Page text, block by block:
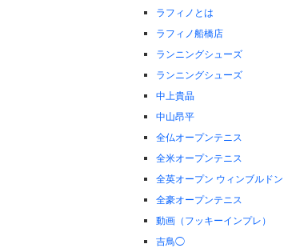
ラフィノとは
ラフィノ船橋店
ランニングシューズ
ランニングシューズ
中上貴晶
中山昂平
全仏オープンテニス
全米オープンテニス
全英オープン ウィンブルドン
全豪オープンテニス
動画（フッキーインプレ）
吉鳥◯